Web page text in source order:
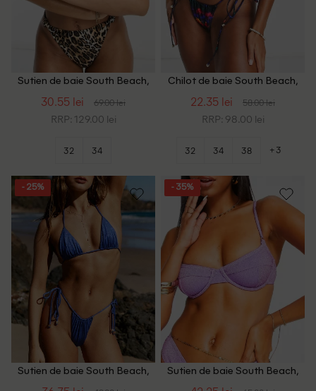
Sutien de baie South Beach,
30.55 lei 69.00 lei
RRP: 129.00 lei
32 34
Chilot de baie South Beach,
22.35 lei 58.00 lei
RRP: 98.00 lei
32 34 38 +3
- 25%
Sutien de baie South Beach,
- 35%
Sutien de baie South Beach,